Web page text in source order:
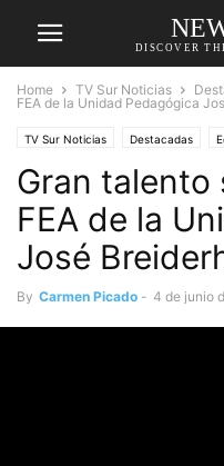
DISCOVER
Home TV Sur Noticias
FEA de la Unidad Pedagógica
TV Sur Noticias Destacadas
Gran talento
FEA de la
José
By Carmen Picado - 4 de junio